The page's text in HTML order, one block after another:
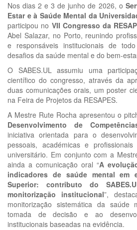
Nos dias 2 e 3 de junho de 2026, o
Estar e à Saúde Mental da
participou no VII Congresso da
Abel Salazar, no Porto, reunindo
e responsáveis institucionais de
desafios da saúde mental e do bem-
O SABES.UL assumiu uma
científico do congresso, através da
duas comunicações orais, um poster
na Feira de Projetos da RESAPES.
A Mestre Rute Rocha apresentou o
Desenvolvimento de
iniciativa orientada para o
pessoais, académicas e
universitário. Em conjunto com a
ainda a comunicação oral “A
indicadores de saúde mental em
Superior: contributo do
monitorização institucional”,
monitorização sistemática da saúde
tomada de decisão e ao
institucionais baseadas na evidência.